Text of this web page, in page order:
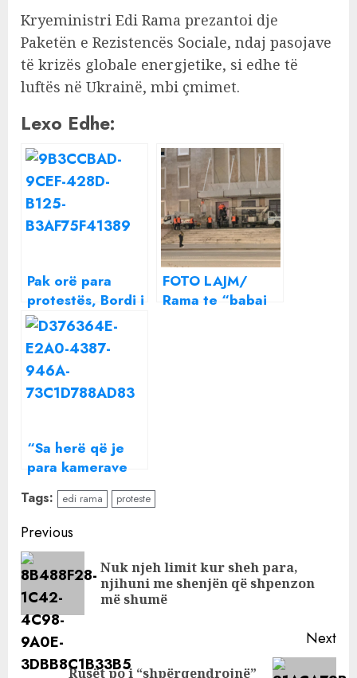
Kryeministri Edi Rama prezantoi dje
Paketën e Rezistencës Sociale, ndaj pasojave
të krizës globale energjetike, si edhe të
luftës në Ukrainë, mbi çmimet.
Lexo Edhe:
Pak orë para
protestës, Bordi i
krijuar nga Rama
ul çmimin e
naftës
FOTO LAJM/
Rama te “babai
“Sa herë që je
para kamerave
më kërkon
fonde”, Rama
‘komplekson’
kryebashkiakun:
E ke të bukur
këtë!
Tags: edi rama proteste
Continue
Reading
Previous
Nuk njeh limit kur sheh para,
njihuni me shenjën që shpenzon
më shumë
Next
Rusët po i “shpërqendrojnë”